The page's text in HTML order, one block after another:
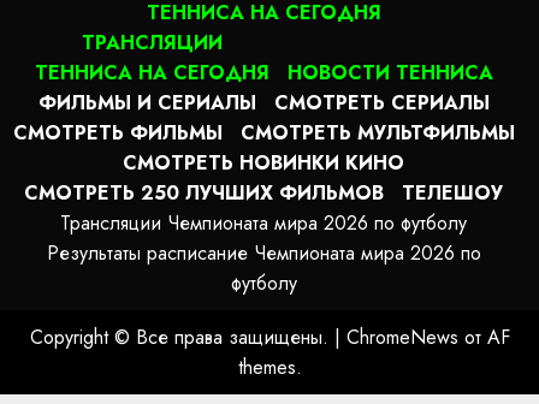
ТЕННИСА НА СЕГОДНЯ
ТРАНСЛЯЦИИ
ТЕННИСА НА СЕГОДНЯ
НОВОСТИ ТЕННИСА
ФИЛЬМЫ И СЕРИАЛЫ
СМОТРЕТЬ СЕРИАЛЫ
СМОТРЕТЬ ФИЛЬМЫ
СМОТРЕТЬ МУЛЬТФИЛЬМЫ
СМОТРЕТЬ НОВИНКИ КИНО
СМОТРЕТЬ 250 ЛУЧШИХ ФИЛЬМОВ
ТЕЛЕШОУ
Трансляции Чемпионата мира 2026 по футболу
Результаты расписание Чемпионата мира 2026 по
футболу
Copyright © Все права защищены. | ChromeNews от AF
themes.